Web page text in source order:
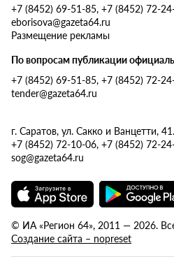
+7 (8452) 69-51-85, +7 (8452) 72-
eborisova@gazeta64.ru
Размещение рекламы
По вопросам публикации
+7 (8452) 69-51-85, +7 (8452) 72-
tender@gazeta64.ru
г. Саратов, ул. Сакко и Ванцетти, 41.
+7 (8452) 72-10-06, +7 (8452) 72-
sog@gazeta64.ru
© ИА «Регион 64», 2011 — 2026.
Создание сайта – nopreset